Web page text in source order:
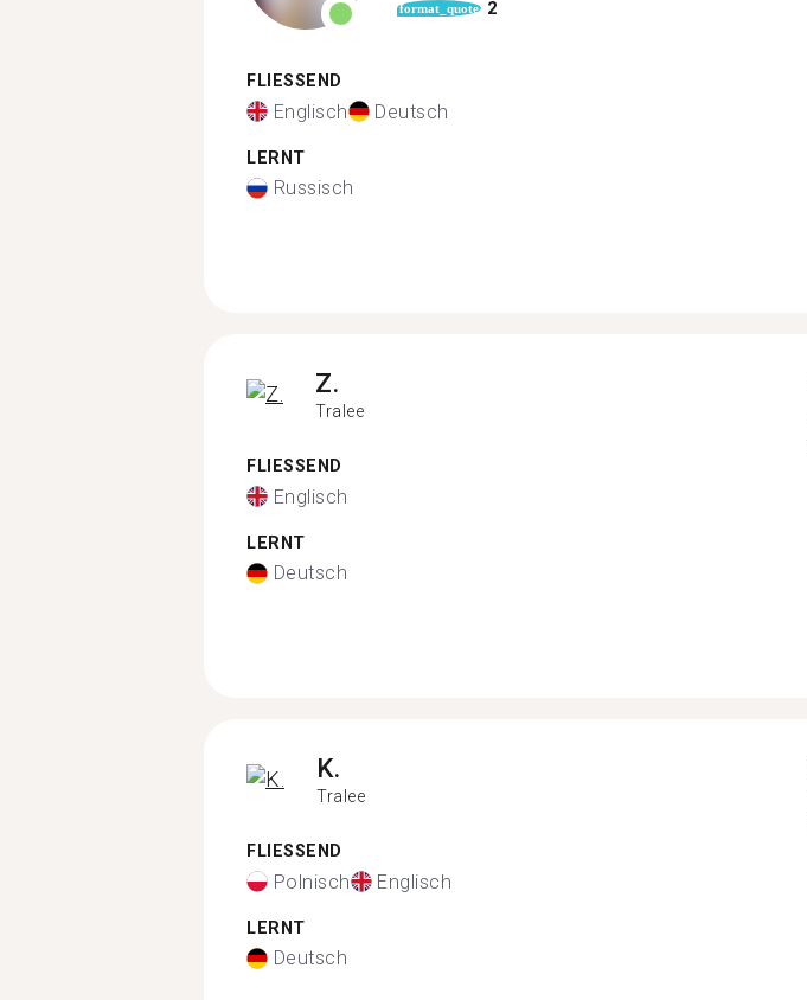
format_quote 2
FLIESSEND
Englisch Deutsch
LERNT
Russisch
Z.
Tralee
FLIESSEND
Englisch
LERNT
Deutsch
K.
Tralee
FLIESSEND
Polnisch Englisch
LERNT
Deutsch